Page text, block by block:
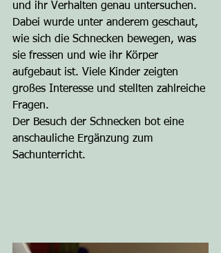
und ihr Verhalten genau untersuchen.
Dabei wurde unter anderem geschaut,
wie sich die Schnecken bewegen, was
sie fressen und wie ihr Körper
aufgebaut ist. Viele Kinder zeigten
großes Interesse und stellten zahlreiche
Fragen.
Der Besuch der Schnecken bot eine
anschauliche Ergänzung zum
Sachunterricht.